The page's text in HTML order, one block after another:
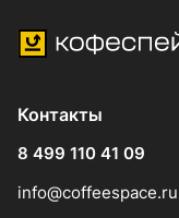
Контакты
8 499 110 41 09
info@coffeespace.ru